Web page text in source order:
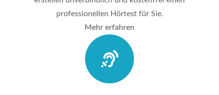
professionellen Hörtest für Sie.
Mehr erfahren